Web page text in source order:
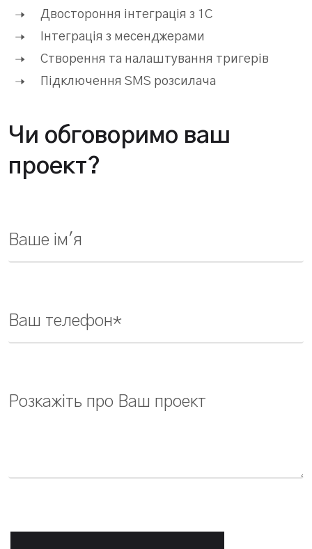
Двостороння інтеграція з 1С
Інтеграція з месенджерами
Створення та налаштування тригерів
Підключення SMS розсилача
Чи обговоримо ваш
проект?